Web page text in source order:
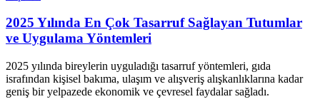
2025 Yılında En Çok Tasarruf Sağlayan Tutumlar
ve Uygulama Yöntemleri
2025 yılında bireylerin uyguladığı tasarruf yöntemleri, gıda
israfından kişisel bakıma, ulaşım ve alışveriş alışkanlıklarına kadar
geniş bir yelpazede ekonomik ve çevresel faydalar sağladı.